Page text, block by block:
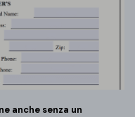
anche senza un